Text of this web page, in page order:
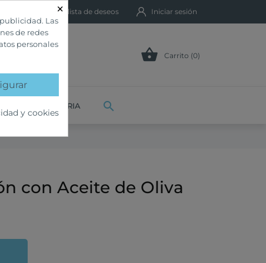
Mi lista de deseos Iniciar sesión
 Carrito (0)
VETERINARIA 
con Aceite de Oliva
×
Las
de redes
personales
y cookies